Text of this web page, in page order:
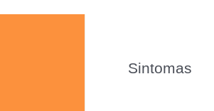
Sintomas